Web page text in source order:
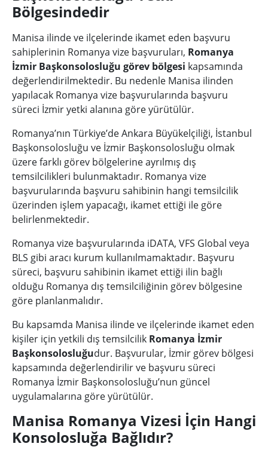
Bölgesindedir
Manisa ilinde ve ilçelerinde ikamet eden başvuru
sahiplerinin Romanya vize başvuruları, Romanya
İzmir Başkonsolosluğu görev bölgesi kapsamında
değerlendirilmektedir. Bu nedenle Manisa ilinden
yapılacak Romanya vize başvurularında başvuru
süreci İzmir yetki alanına göre yürütülür.
Romanya’nın Türkiye’de Ankara Büyükelçiliği, İstanbul
Başkonsolosluğu ve İzmir Başkonsolosluğu olmak
üzere farklı görev bölgelerine ayrılmış dış
temsilcilikleri bulunmaktadır. Romanya vize
başvurularında başvuru sahibinin hangi temsilcilik
üzerinden işlem yapacağı, ikamet ettiği ile göre
belirlenmektedir.
Romanya vize başvurularında iDATA, VFS Global veya
BLS gibi aracı kurum kullanılmamaktadır. Başvuru
süreci, başvuru sahibinin ikamet ettiği ilin bağlı
olduğu Romanya dış temsilciliğinin görev bölgesine
göre planlanmalıdır.
Bu kapsamda Manisa ilinde ve ilçelerinde ikamet eden
kişiler için yetkili dış temsilcilik Romanya İzmir
Başkonsolosluğudur. Başvurular, İzmir görev bölgesi
kapsamında değerlendirilir ve başvuru süreci
Romanya İzmir Başkonsolosluğu’nun güncel
uygulamalarına göre yürütülür.
Manisa Romanya Vizesi İçin Hangi
Konsolosluğa Bağlıdır?